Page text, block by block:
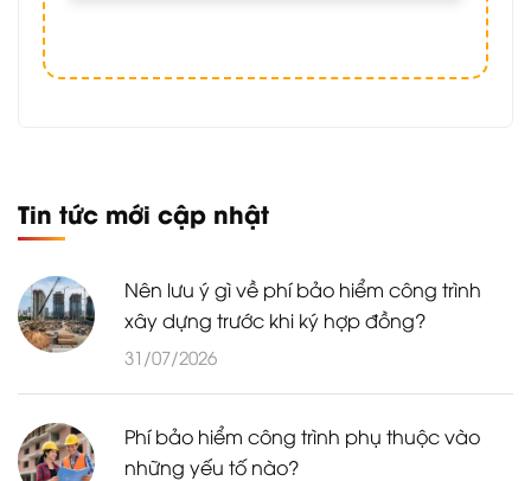
Tin tức mới cập nhật
Nên lưu ý gì về phí bảo hiểm công trình
xây dựng trước khi ký hợp đồng?
31/07/2026
Phí bảo hiểm công trình phụ thuộc vào
những yếu tố nào?